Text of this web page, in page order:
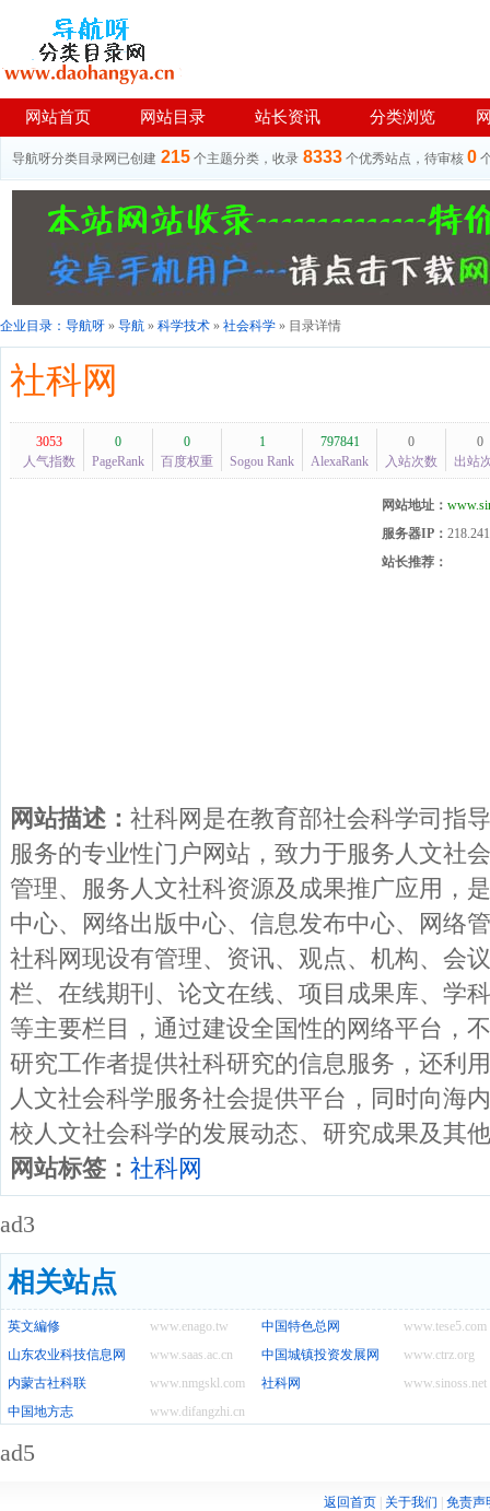
网站首页 网站目录 站长资讯 分类浏览
导航呀分类目录网已创建 215 个主题分类，收录 8333 个优秀站点，待审核 0
企业目录： 导航呀 » 导航 » 科学技术 » 社会科学 » 目录详情
社科网
3053
人气指数
0
PageRank
0
百度权重
1
Sogou Rank
797841
AlexaRank
0
入站次数
0
出站
网站地址：
服务器IP：
站长推荐：
网站描述： 社科网是在教育部社会科学司指
服务的专业性门户网站，致力于服务人文社
管理、服务人文社科资源及成果推广应用，
中心、网络出版中心、信息发布中心、网络
社科网现设有管理、资讯、观点、机构、会
栏、在线期刊、论文在线、项目成果库、学
等主要栏目，通过建设全国性的网络平台，
研究工作者提供社科研究的信息服务，还利
人文社会科学服务社会提供平台，同时向海
校人文社会科学的发展动态、研究成果及其
网站标签： 社科网
ad3
相关站点
www.enago.tw
英文編修 www.tese5.com
中国特色总网
www.saas.ac.cn
山东农业科技信息网 www.ctrz.org
中国城镇投资发展网
www.nmgskl.com
内蒙古社科联 www.sinoss.net
社科网
www.difangzhi.cn
中国地方志
ad5
返回首页| 关于我们
免责声